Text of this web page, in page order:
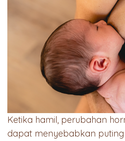
Ketika hamil, perubahan
dapat menyebabkan puting